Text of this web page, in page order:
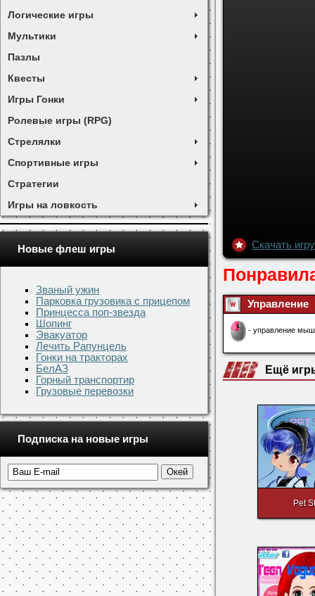
Логические игры
Мультики
Пазлы
Квесты
Игры Гонки
Ролевые игры (RPG)
Стрелялки
Спортивные игры
Стратегии
Игры на ловкость
Новые флеш игры
Званый ужин
Парковка грузовика с прицепом
Принцесса поп-звезда
Шопинг
Эвакуатор
Лечить Рапунцель
Гонки на тракторах
БелАЗ
Горный транспортир
Грузовые перевозки
Подписка на новые игры
Скачать
- управление
Ещё
Pet